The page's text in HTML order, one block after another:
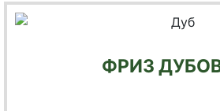
ФРИЗ